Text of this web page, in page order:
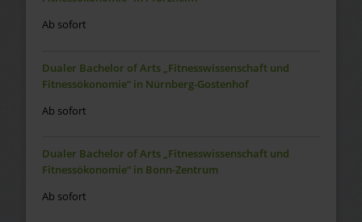
Ab sofort
Dualer Bachelor of Arts „Fitnesswissenschaft und
Fitnessökonomie“ in Nürnberg-Gostenhof
Ab sofort
Dualer Bachelor of Arts „Fitnesswissenschaft und
Fitnessökonomie“ in Bonn-Zentrum
Ab sofort